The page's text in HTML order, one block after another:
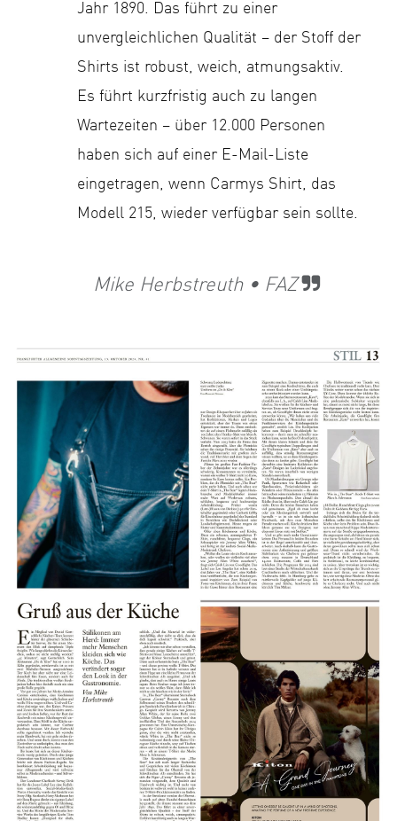
Jahr 1890. Das führt zu einer
unvergleichlichen Qualität – der Stoff der
Shirts ist robust, weich, atmungsaktiv.
Es führt kurzfristig auch zu langen
Wartezeiten – über 12.000 Personen
haben sich auf einer E-Mail-Liste
eingetragen, wenn Carmys Shirt, das
Modell 215, wieder verfügbar sein sollte.
Mike Herbstreuth • FAZ